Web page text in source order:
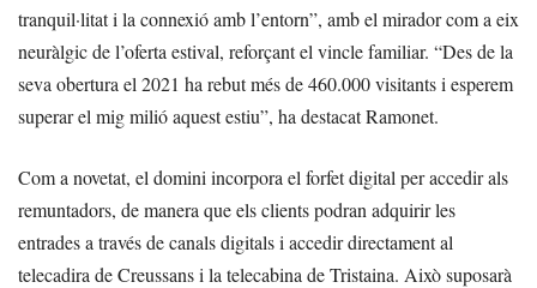
tranquil·litat i la connexió amb l’entorn”, amb el mirador com a eix
neuràlgic de l’oferta estival, reforçant el vincle familiar. “Des de la
seva obertura el 2021 ha rebut més de 460.000 visitants i esperem
superar el mig milió aquest estiu”, ha destacat Ramonet.
Com a novetat, el domini incorpora el forfet digital per accedir als
remuntadors, de manera que els clients podran adquirir les
entrades a través de canals digitals i accedir directament al
telecadira de Creussans i la telecabina de Tristaina. Això suposarà